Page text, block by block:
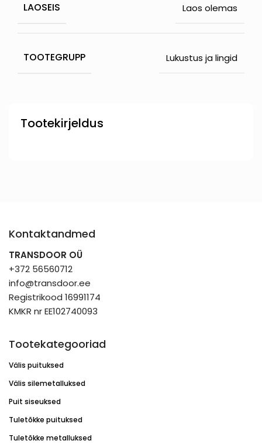
Tootekirjeldus
LAOSEIS Laos olemas
TOOTEGRUPP Lukustus ja lingid
Kontaktandmed
TRANSDOOR OÜ
+372 56560712
info@transdoor.ee
Registrikood 16991174
KMKR nr EE102740093
Tootekategooriad
Välis puituksed
Välis silemetalluksed
Puit siseuksed
Tuletõkke puituksed
Tuletõkke metalluksed